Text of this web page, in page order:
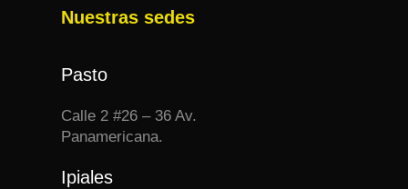
Nuestras sedes
Pasto
Calle 2 #26 – 36 Av.
Panamericana.
Ipiales